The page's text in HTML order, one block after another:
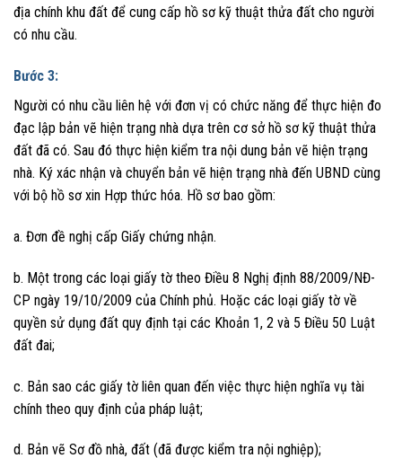
địa chính khu đất để cung cấp hồ sơ kỹ thuật thửa đất cho người
có nhu cầu.
Bước 3:
Người có nhu cầu liên hệ với đơn vị có chức năng để thực hiện đo
đạc lập bản vẽ hiện trạng nhà dựa trên cơ sở hồ sơ kỹ thuật thửa
đất đã có. Sau đó thực hiện kiểm tra nội dung bản vẽ hiện trạng
nhà. Ký xác nhận và chuyển bản vẽ hiện trạng nhà đến UBND cùng
với bộ hồ sơ xin Hợp thức hóa. Hồ sơ bao gồm:
a. Đơn đề nghị cấp Giấy chứng nhận.
b. Một trong các loại giấy tờ theo Điều 8 Nghị định 88/2009/NĐ-
CP ngày 19/10/2009 của Chính phủ. Hoặc các loại giấy tờ về
quyền sử dụng đất quy định tại các Khoản 1, 2 và 5 Điều 50 Luật
đất đai;
c. Bản sao các giấy tờ liên quan đến việc thực hiện nghĩa vụ tài
chính theo quy định của pháp luật;
d. Bản vẽ Sơ đồ nhà, đất (đã được kiểm tra nội nghiệp);